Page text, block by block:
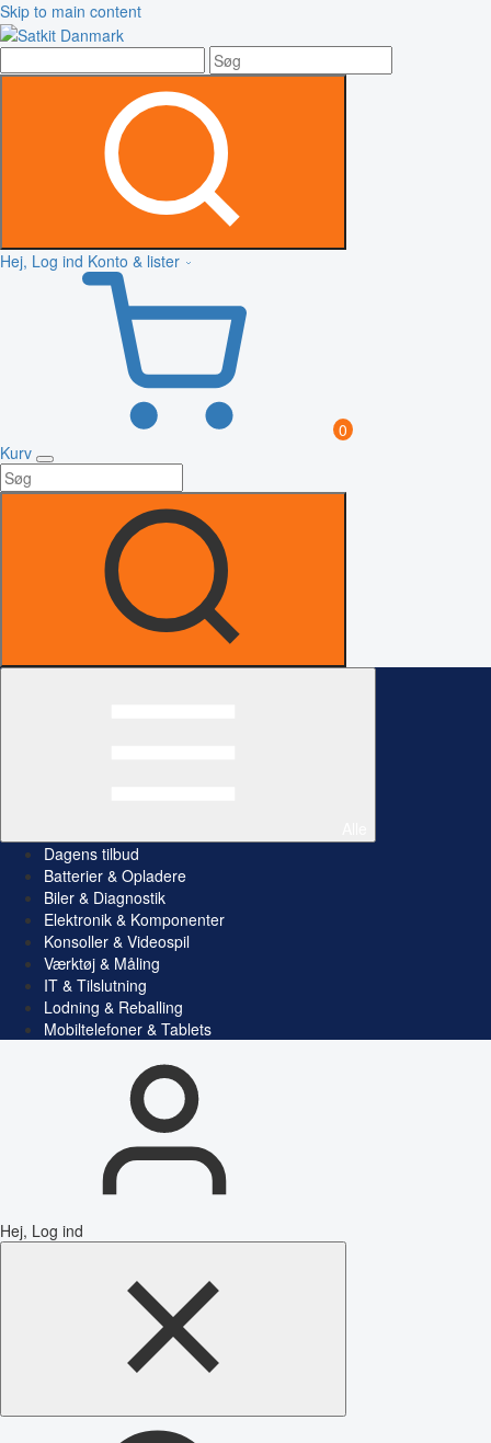
Skip to main content
Hej, Log ind Konto & lister
0
Kurv
Dagens tilbud
Batterier & Opladere
Biler & Diagnostik
Elektronik & Komponenter
Konsoller & Videospil
Værktøj & Måling
IT & Tilslutning
Lodning & Reballing
Mobiltelefoner & Tablets
Hej, Log ind